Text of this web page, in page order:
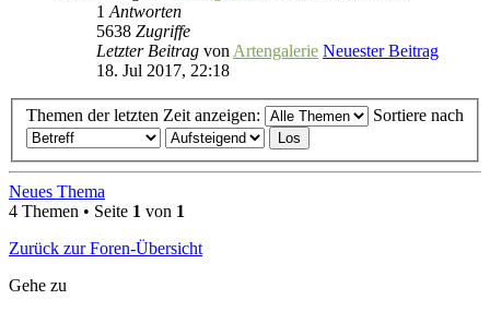
1 Antworten
5638 Zugriffe
Letzter Beitrag von Artengalerie Neuester Beitrag
18. Jul 2017, 22:18
Themen der letzten Zeit anzeigen: Sortiere nach
Neues Thema
4 Themen • Seite 1 von 1
Zurück zur Foren-Übersicht
Gehe zu